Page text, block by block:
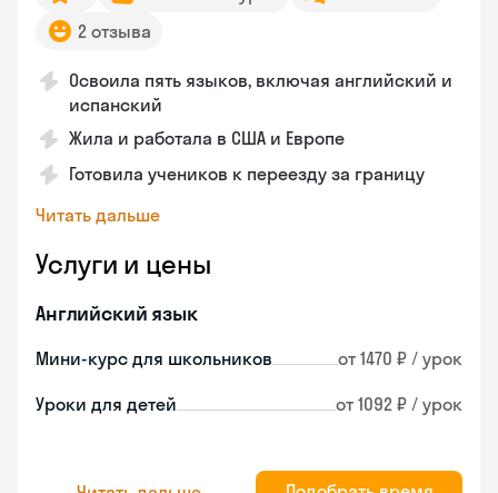
2 отзыва
Освоила пять языков, включая английский и
испанский
Жила и работала в США и Европе
Готовила учеников к переезду за границу
Читать дальше
Услуги и цены
Английский язык
Мини-курс для школьников от 1470 ₽ / урок
Уроки для детей от 1092 ₽ / урок